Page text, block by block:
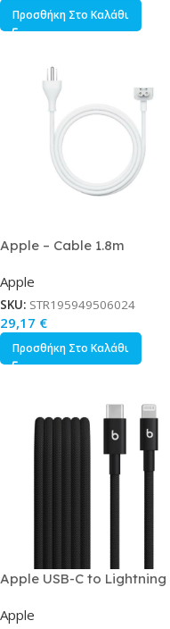
Προσθήκη Στο Καλάθι
Apple – Cable 1.8m
Apple
SKU: STR195949506024
29,17 €
Προσθήκη Στο Καλάθι
Apple USB-C to Lightning
Apple